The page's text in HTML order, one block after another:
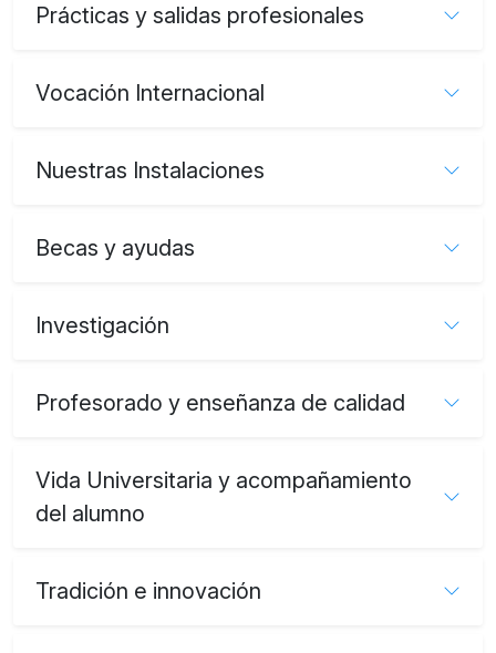
Prácticas y salidas profesionales
Vocación Internacional
Nuestras Instalaciones
Becas y ayudas
Investigación
Profesorado y enseñanza de calidad
Vida Universitaria y acompañamiento
del alumno
Tradición e innovación